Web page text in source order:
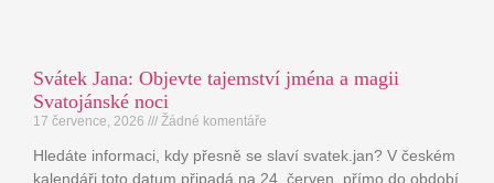
Svátek Jana: Objevte tajemství jména a magii
Svatojánské noci
17 července, 2026 Žádné komentáře
Hledáte informaci, kdy přesně se slaví svatek.jan? V českém
kalendáři toto datum připadá na 24. červen, přímo do období